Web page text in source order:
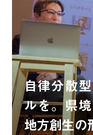
自律分散
ルを。県
地方創生の